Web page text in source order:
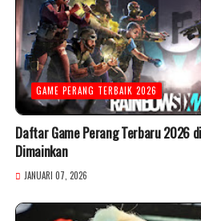
GAME PERANG TERBAIK 2026
Daftar Game Perang Terbaru 2026
Dimainkan
JANUARI 07, 2026